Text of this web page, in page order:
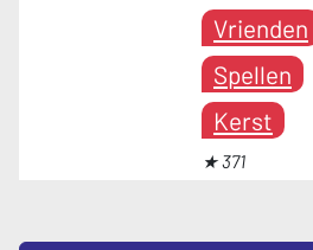
Vrienden
Spellen
Kerst
★ 371